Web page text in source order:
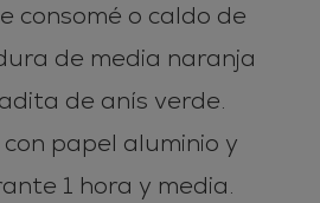
consomé o caldo de
de media naranja
de anís verde.
papel aluminio y
1 hora y media.